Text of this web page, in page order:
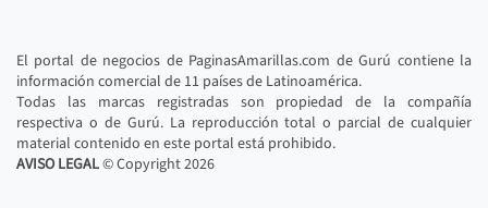
El portal de negocios de PaginasAmarillas.com de Gurú contiene la
información comercial de 11 países de Latinoamérica.
Todas las marcas registradas son propiedad de la compañía
respectiva o de Gurú. La reproducción total o parcial de cualquier
material contenido en este portal está prohibido.
AVISO LEGAL© Copyright2026